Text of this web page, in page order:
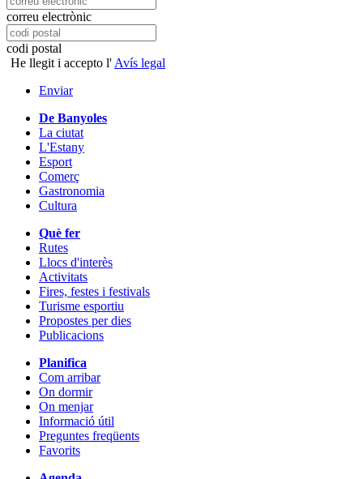
correu electrònic
codi postal
He llegit i accepto l' Avís legal
Enviar
De Banyoles
La ciutat
L'Estany
Esport
Comerç
Gastronomia
Cultura
Què fer
Rutes
Llocs d'interès
Activitats
Fires, festes i festivals
Turisme esportiu
Propostes per dies
Publicacions
Planifica
Com arribar
On dormir
On menjar
Informació útil
Preguntes freqüents
Favorits